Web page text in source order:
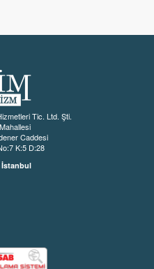
Tic. Ltd. Şti.
Caddesi
K:5 D:28
İstanbul